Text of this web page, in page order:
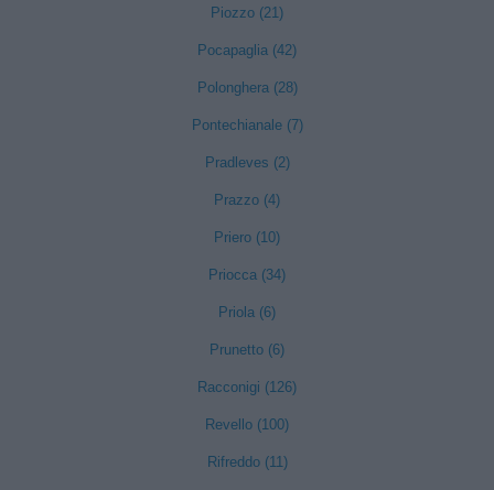
Piozzo (21)
Pocapaglia (42)
Polonghera (28)
Pontechianale (7)
Pradleves (2)
Prazzo (4)
Priero (10)
Priocca (34)
Priola (6)
Prunetto (6)
Racconigi (126)
Revello (100)
Rifreddo (11)